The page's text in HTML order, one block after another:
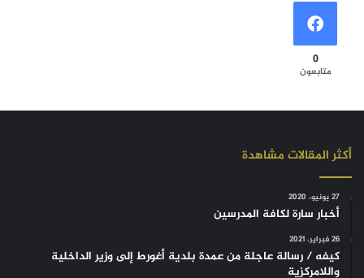
0
متابعون
أكثر المقالات مشاهدة
27 يونيو، 2020
أخبار سارة لكافة المدرسين
26 فبراير، 2021
كيفه / رسالة عاجلة من عمدة بلدية أغورط إلى وزير الداخلية
واللامركزية